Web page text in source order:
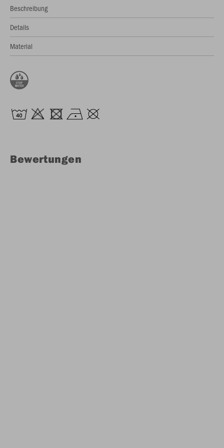
Beschreibung
Details
Material
Bewertungen